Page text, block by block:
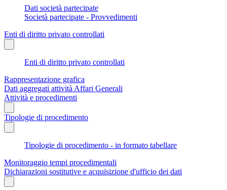
Dati società partecipate
Società partecipate - Provvedimenti
Enti di diritto privato controllati
Enti di diritto privato controllati
Rappresentazione grafica
Dati aggregati attività Affari Generali
Attività e procedimenti
Tipologie di procedimento
Tipologie di procedimento - in formato tabellare
Monitoraggio tempi procedimentali
Dichiarazioni sostitutive e acquisizione d'ufficio dei dati